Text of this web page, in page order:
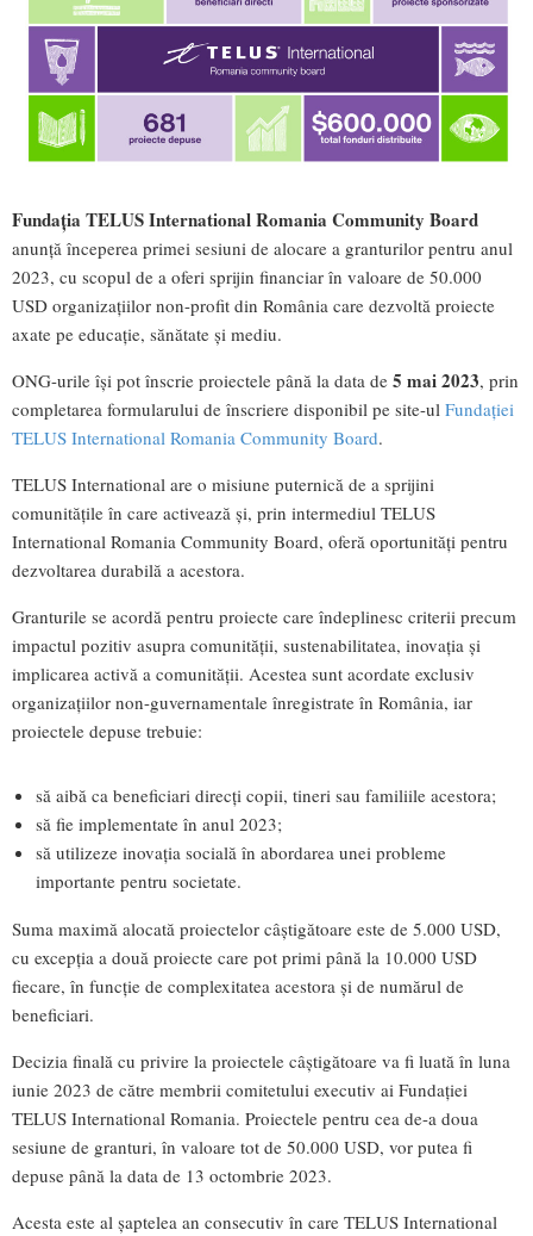
Fundația TELUS International Romania Community Board
anunță începerea primei sesiuni de alocare a granturilor pentru anul
2023, cu scopul de a oferi sprijin financiar în valoare de 50.000
USD organizațiilor non-profit din România care dezvoltă proiecte
axate pe educație, sănătate și mediu.
ONG-urile își pot înscrie proiectele până la data de 5 mai 2023, prin
completarea formularului de înscriere disponibil pe site-ul Fundației
TELUS International Romania Community Board.
TELUS International are o misiune puternică de a sprijini
comunitățile în care activează și, prin intermediul TELUS
International Romania Community Board, oferă oportunități pentru
dezvoltarea durabilă a acestora.
Granturile se acordă pentru proiecte care îndeplinesc criterii precum
impactul pozitiv asupra comunității, sustenabilitatea, inovația și
implicarea activă a comunității. Acestea sunt acordate exclusiv
organizațiilor non-guvernamentale înregistrate în România, iar
proiectele depuse trebuie:
să aibă ca beneficiari direcți copii, tineri sau familiile acestora;
să fie implementate în anul 2023;
să utilizeze inovația socială în abordarea unei probleme
importante pentru societate.
Suma maximă alocată proiectelor câștigătoare este de 5.000 USD,
cu excepția a două proiecte care pot primi până la 10.000 USD
fiecare, în funcție de complexitatea acestora și de numărul de
beneficiari.
Decizia finală cu privire la proiectele câștigătoare va fi luată în luna
iunie 2023 de către membrii comitetului executiv ai Fundației
TELUS International Romania. Proiectele pentru cea de-a doua
sesiune de granturi, în valoare tot de 50.000 USD, vor putea fi
depuse până la data de 13 octombrie 2023.
Acesta este al șaptelea an consecutiv în care TELUS International